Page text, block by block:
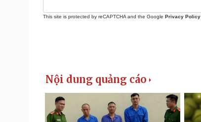
This site is protected by reCAPTCHA and the Google Privacy Policy